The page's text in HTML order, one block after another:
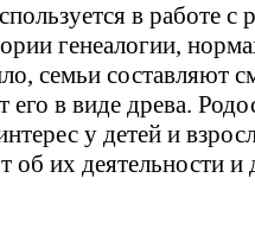
в работе с
генеалогии,
семьи составляют
в виде древа.
у детей и
об их деятельности